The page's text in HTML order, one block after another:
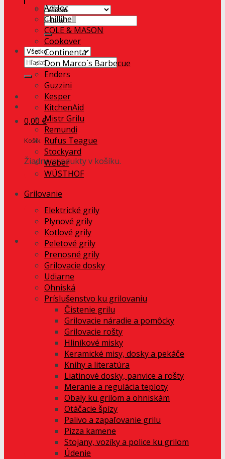
Hľadať:
Hľadať:
0,00 €
Košík
Žiadne produkty v košíku.
AdHoc
Chillihell
COLE & MASON
Cookover
Continenta
Don Marco´s Barbecue
Enders
Guzzini
Kesper
KitchenAid
Mistr Grilu
Remundi
Rufus Teague
Stockyard
Weber
WÜSTHOF
Grilovanie
Elektrické grily
Plynové grily
Kotlové grily
Peletové grily
Prenosné grily
Grilovacie dosky
Udiarne
Ohniská
Príslušenstvo ku grilovaniu
Čistenie grilu
Grilovacie náradie a pomôcky
Grilovacie rošty
Hliníkové misky
Keramické misy, dosky a pekáče
Knihy a literatúra
Liatinové dosky, panvice a rošty
Meranie a regulácia teploty
Obaly ku grilom a ohniskám
Otáčacie špízy
Palivo a zapaľovanie grilu
Pizza kamene
Stojany, vozíky a police ku grilom
Údenie